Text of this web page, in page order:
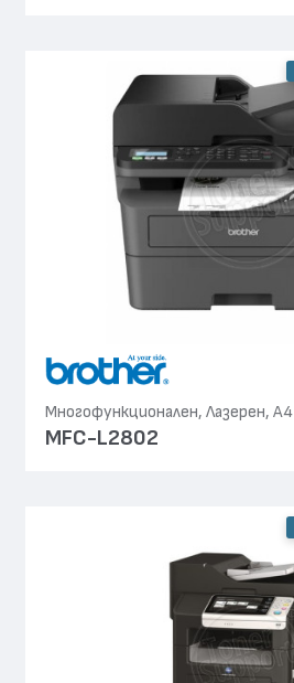
Многофункционален, Лазерен, А4
MFC-L2802